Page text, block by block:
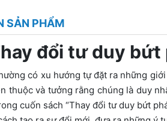
SẢN PHẨM
đổi tư duy bứt
có xu hướng tự đặt ra những
thuộc và tưởng rằng chúng là duy
cuốn sách “Thay đổi tư duy bứt